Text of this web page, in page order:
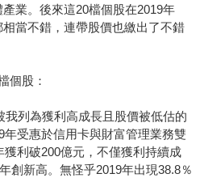
業。後來這20檔個股在2019年
當不錯，連帶股價也繳出了不錯
個股：
我列為獲利高成長且股價被低估的
年受惠於信用卡與財富管理業務雙
利破200億元，不僅獲利持續成
創新高。無怪乎2019年出現38.8％